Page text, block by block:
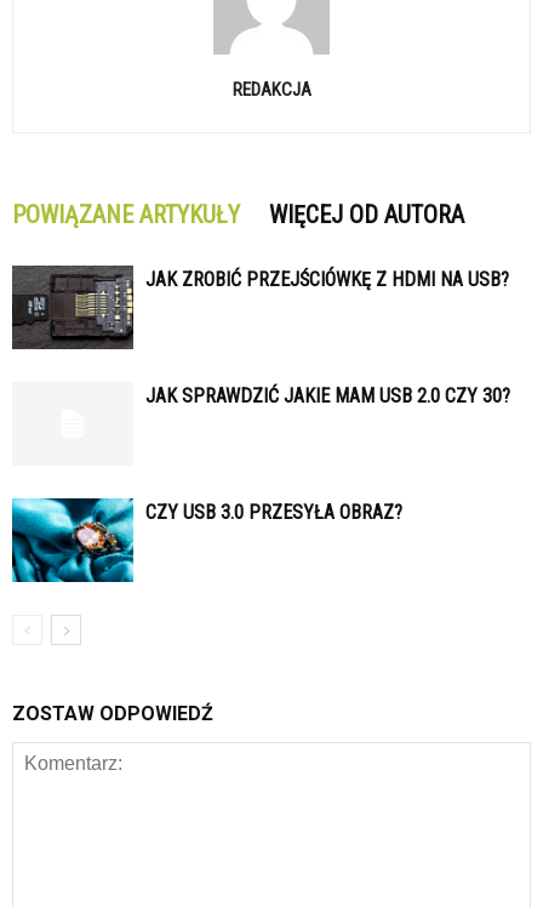
REDAKCJA
POWIĄZANE ARTYKUŁY WIĘCEJ OD AUTORA
JAK ZROBIĆ PRZEJŚCIÓWKĘ Z HDMI NA USB?
JAK SPRAWDZIĆ JAKIE MAM USB 2.0 CZY 30?
CZY USB 3.0 PRZESYŁA OBRAZ?
ZOSTAW ODPOWIEDŹ